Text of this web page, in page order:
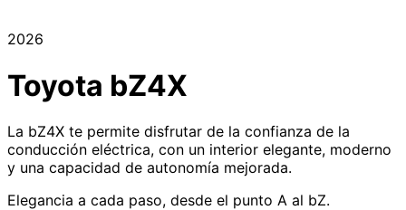
2026
Toyota bZ4X
La bZ4X te permite disfrutar de la confianza de la
conducción eléctrica, con un interior elegante, moderno
y una capacidad de autonomía mejorada.
Elegancia a cada paso, desde el punto A al bZ.